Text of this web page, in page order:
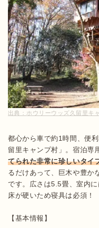
出典： ホウリーウッズ久留里キ
都心から車で約1時間、便
留里キャンプ村」。宿泊専
てられた非常に珍しいタイ
るだけあって、巨木や豊か
です。広さは5.5畳、室内
床が硬いため寝具は必須！
【基本情報】